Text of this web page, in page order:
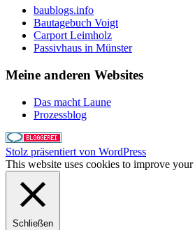
baublogs.info
Bautagebuch Voigt
Carport Leimholz
Passivhaus in Münster
Meine anderen Websites
Das macht Laune
Prozessblog
Stolz präsentiert von WordPress
This website uses cookies to improve
Schließen